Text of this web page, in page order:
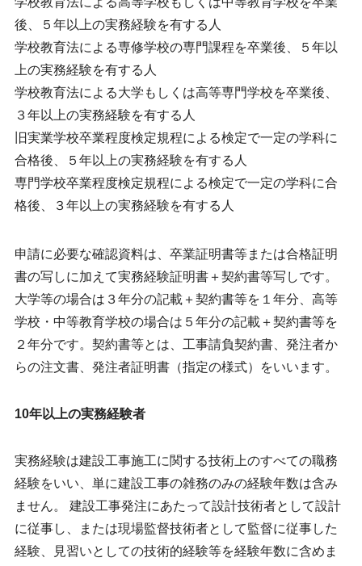
後、５年以上の実務経験を有する人
学校教育法による専修学校の専門課程を卒業後、５年以
上の実務経験を有する人
学校教育法による大学もしくは高等専門学校を卒業後、
３年以上の実務経験を有する人
旧実業学校卒業程度検定規程による検定で一定の学科に
合格後、５年以上の実務経験を有する人
専門学校卒業程度検定規程による検定で一定の学科に合
格後、３年以上の実務経験を有する人
申請に必要な確認資料は、卒業証明書等または合格証明
書の写しに加えて実務経験証明書＋契約書等写しです。
大学等の場合は３年分の記載＋契約書等を１年分、高等
学校・中等教育学校の場合は５年分の記載＋契約書等を
２年分です。契約書等とは、工事請負契約書、発注者か
らの注文書、発注者証明書（指定の様式）をいいます。
10年以上の実務経験者
実務経験は建設工事施工に関する技術上のすべての職務
経験をいい、単に建設工事の雑務のみの経験年数は含み
ません。 建設工事発注にあたって設計技術者として設計
に従事し、または現場監督技術者として監督に従事した
経験、見習いとしての技術的経験等を経験年数に含めま